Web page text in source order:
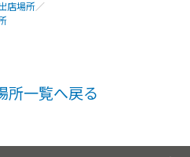
店場所／
所一覧へ戻る